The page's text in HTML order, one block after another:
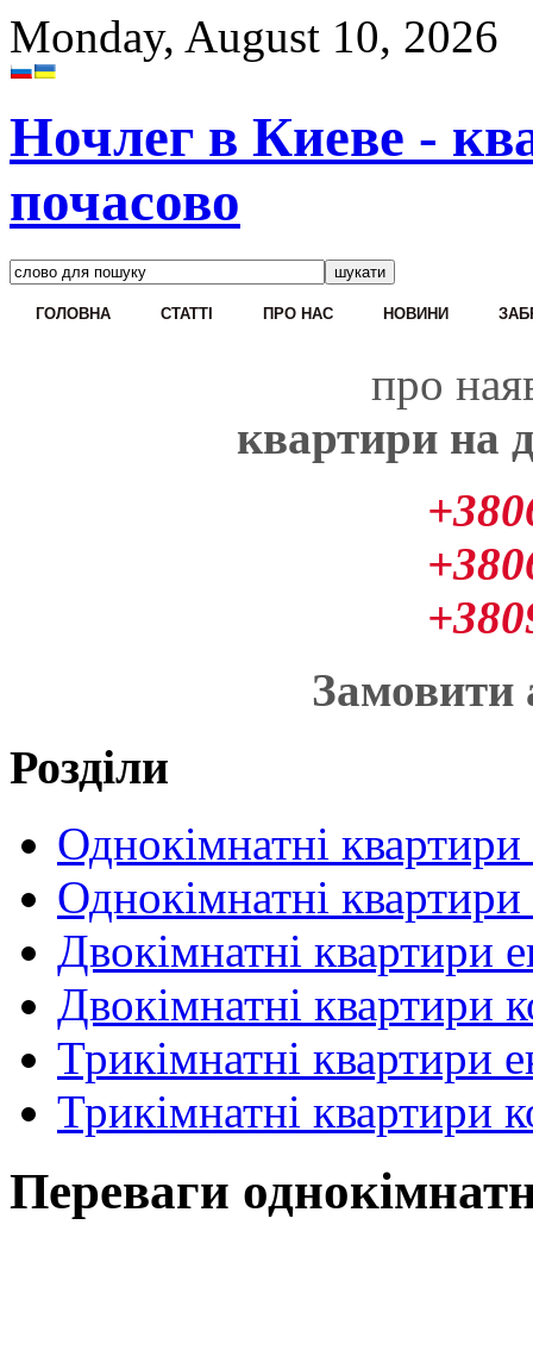
Monday, August 10, 2026
Ночлег в Киеве -
почасово
ГОЛОВНА CТАТТІ ПРО НАС НОВИНИ
про
квартири на
Замовити
Розділи
Однокімнатні
Однокімнатні
Двокімнатні квартири
Двокімнатні квартири
Трикімнатні квартири
Трикімнатні квартири
Переваги